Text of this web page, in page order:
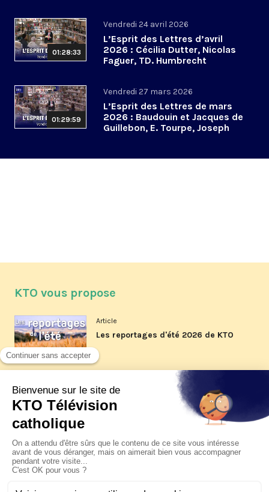
01:28:33
Vendredi 24 avril 2026
L’Esprit des Lettres d’avril
2026 : Cécilia Dutter, Nicolas
Faguer, TD. Humbrecht
01:29:59
Vendredi 27 mars 2026
L’Esprit des Lettres de mars
2026 : Baudouin et Jacques de
Guillebon, E. Tourpe, Joseph
KTO vous propose
Article
Les reportages d'été 2026 de KTO
La visite pastorale du pape Léon
XIV à Assise à suivre sur KTO le
jeudi 6 août
Le pape en Uruguay, Argentine et
Pérou du 6 au 17 novembre 2026